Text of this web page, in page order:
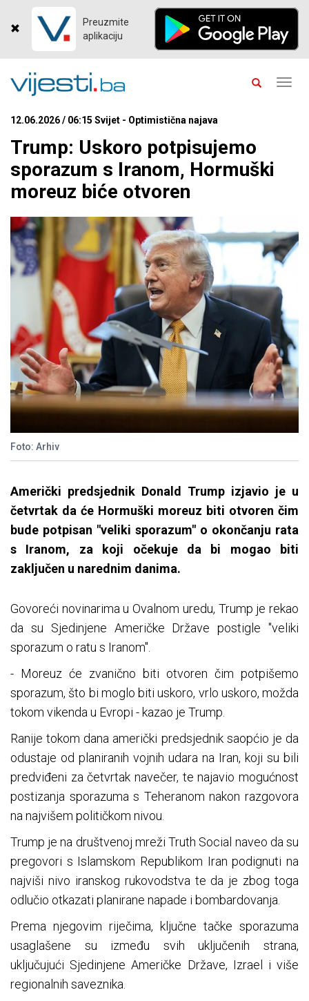
Preuzmite
aplikaciju
12.06.2026 / 06:15 Svijet - Optimistična najava
Trump: Uskoro potpisujemo
sporazum s Iranom, Hormuški
moreuz biće otvoren
Foto: Arhiv
Američki predsjednik Donald Trump izjavio je u
četvrtak da će Hormuški moreuz biti otvoren čim
bude potpisan "veliki sporazum" o okončanju rata
s Iranom, za koji očekuje da bi mogao biti
zaključen u narednim danima.
Govoreći novinarima u Ovalnom uredu, Trump je rekao
da su Sjedinjene Američke Države postigle "veliki
sporazum o ratu s Iranom".
- Moreuz će zvanično biti otvoren čim potpišemo
sporazum, što bi moglo biti uskoro, vrlo uskoro, možda
tokom vikenda u Evropi - kazao je Trump.
Ranije tokom dana američki predsjednik saopćio je da
odustaje od planiranih vojnih udara na Iran, koji su bili
predviđeni za četvrtak navečer, te najavio mogućnost
postizanja sporazuma s Teheranom nakon razgovora
na najvišem političkom nivou.
Trump je na društvenoj mreži Truth Social naveo da su
pregovori s Islamskom Republikom Iran podignuti na
najviši nivo iranskog rukovodstva te da je zbog toga
odlučio otkazati planirane napade i bombardovanja.
Prema njegovim riječima, ključne tačke sporazuma
usaglašene su između svih uključenih strana,
uključujući Sjedinjene Američke Države, Izrael i više
regionalnih saveznika.